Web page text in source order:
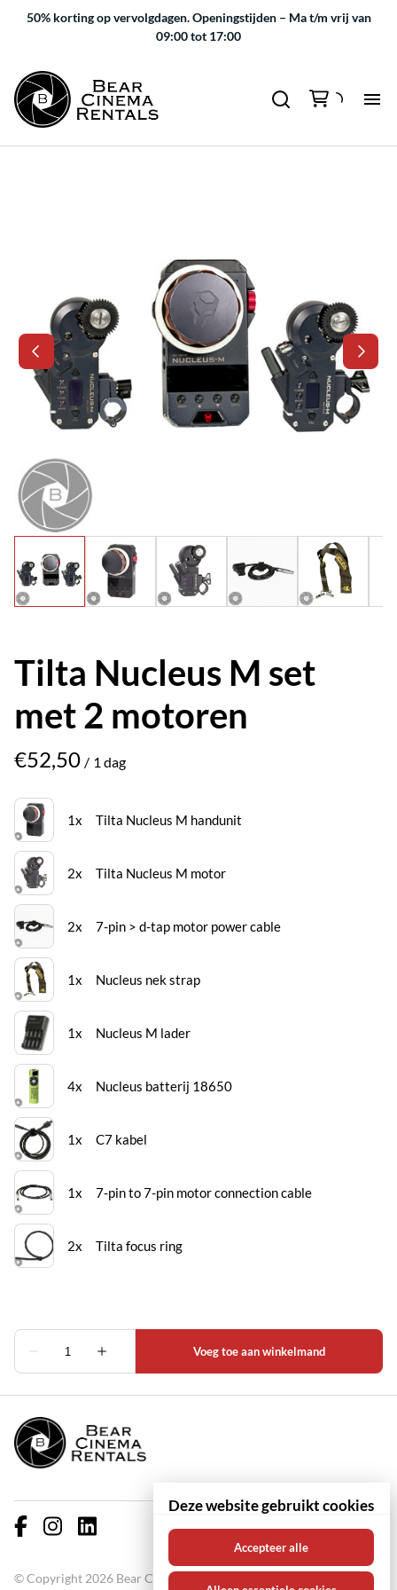
50% korting op vervolgdagen. Openingstijden – Ma t/m vrij van
09:00 tot 17:00
Tilta Nucleus M set
met 2 motoren
/
© Copyright 2026 Bear Cinema Rentals KVK: 67000711 BTW:
Deze website gebruikt cookies
Accepteer alle